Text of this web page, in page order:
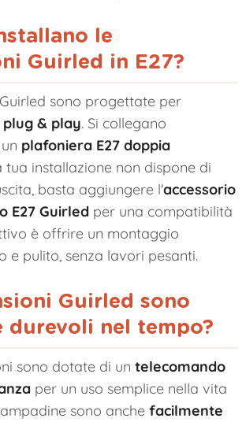
le
Guirled in E27?
sono progettate per
plug & play. Si collegano
plafoniera E27 doppia
tua installazione non dispone di
basta aggiungere l'accessorio
E27 Guirled per una compatibilità
è offrire un montaggio
e pulito, senza lavori pesanti.
Guirled sono
durevoli nel tempo?
sono dotate di un telecomando
per un uso semplice nella vita
sono anche facilmente